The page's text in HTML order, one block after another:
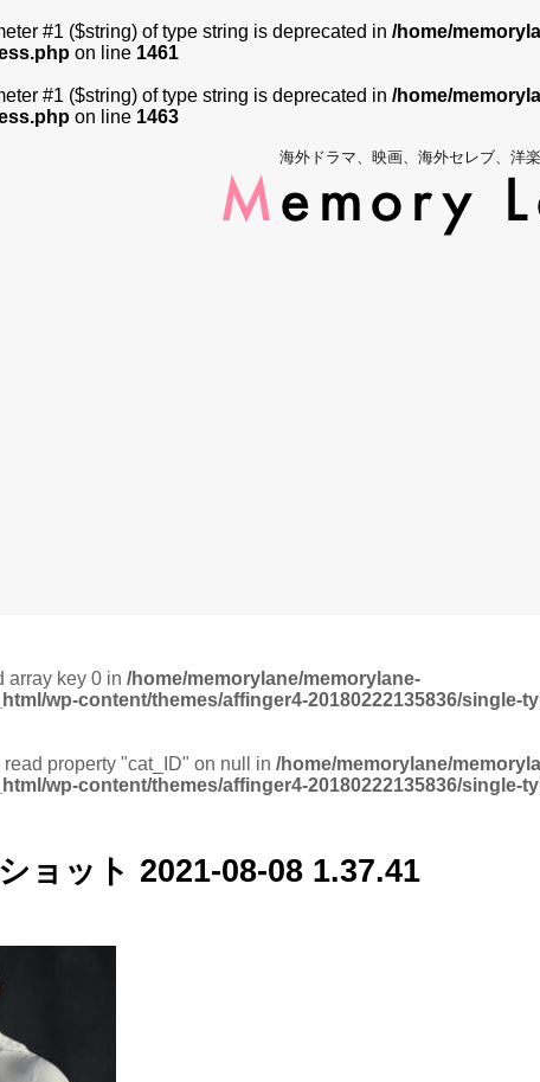
#1 ($string) of type string is deprecated in /home/
on line 1461
#1 ($string) of type string is deprecated in /home/
on line 1463
海外ドラマ、映画、海外セレブ、洋
array key 0 in /home/memorylane/memorylane-
wp-content/themes/affinger4-20180222135836/single-
read property "cat_ID" on null in /home/memorylane/
wp-content/themes/affinger4-20180222135836/single-
ョット 2021-08-08 1.37.41